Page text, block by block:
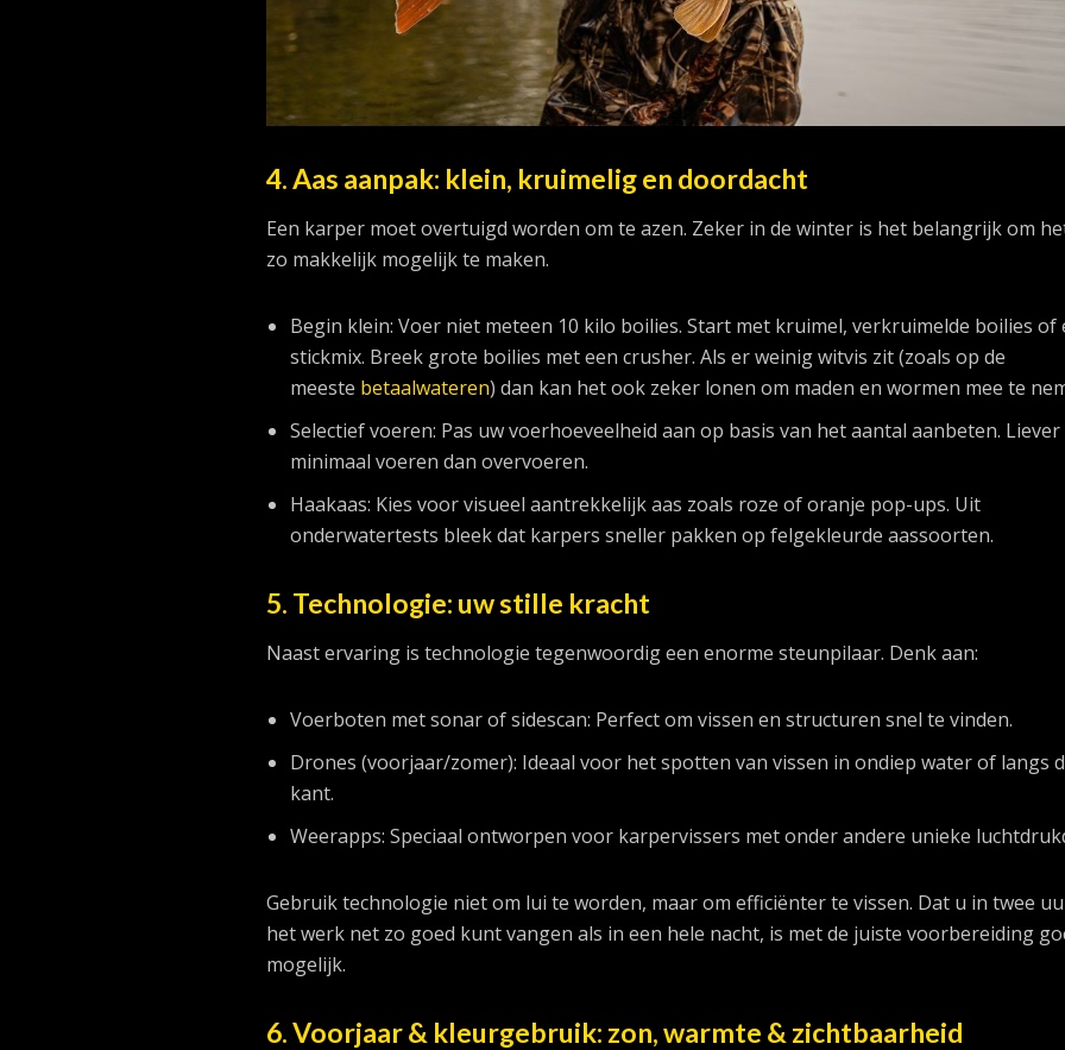
4. Aas aanpak: klein, kruimelig en doordacht
Een karper moet overtuigd worden om te azen. Zeker in de winter is het belangrijk om
zo makkelijk mogelijk te maken.
Begin klein: Voer niet meteen 10 kilo boilies. Start met kruimel, verkruimelde boilies of
stickmix. Breek grote boilies met een crusher. Als er weinig witvis zit (zoals op de
meeste betaalwateren) dan kan het ook zeker lonen om maden en wormen mee te
Selectief voeren: Pas uw voerhoeveelheid aan op basis van het aantal aanbeten. Liever
minimaal voeren dan overvoeren.
Haakaas: Kies voor visueel aantrekkelijk aas zoals roze of oranje pop-ups. Uit
onderwatertests bleek dat karpers sneller pakken op felgekleurde aassoorten.
5. Technologie: uw stille kracht
Naast ervaring is technologie tegenwoordig een enorme steunpilaar. Denk aan:
Voerboten met sonar of sidescan: Perfect om vissen en structuren snel te vinden.
Drones (voorjaar/zomer): Ideaal voor het spotten van vissen in ondiep water of langs
kant.
Weerapps: Speciaal ontworpen voor karpervissers met onder andere unieke
Gebruik technologie niet om lui te worden, maar om efficiënter te vissen. Dat u in twee
het werk net zo goed kunt vangen als in een hele nacht, is met de juiste voorbereiding
mogelijk.
6. Voorjaar & kleurgebruik: zon, warmte & zichtbaarheid